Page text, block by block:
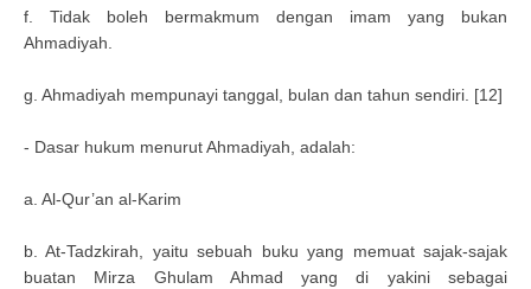
f. Tidak boleh bermakmum dengan imam yang bukan
Ahmadiyah.
g. Ahmadiyah mempunayi tanggal, bulan dan tahun sendiri. [12]
- Dasar hukum menurut Ahmadiyah, adalah:
a. Al-Qur’an al-Karim
b. At-Tadzkirah, yaitu sebuah buku yang memuat sajak-sajak
buatan Mirza Ghulam Ahmad yang di yakini sebagai